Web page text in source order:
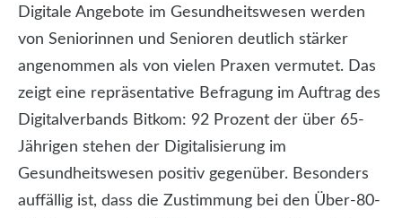
Digitale Angebote im Gesundheitswesen werden
von Seniorinnen und Senioren deutlich stärker
angenommen als von vielen Praxen vermutet. Das
zeigt eine repräsentative Befragung im Auftrag des
Digitalverbands Bitkom: 92 Prozent der über 65-
Jährigen stehen der Digitalisierung im
Gesundheitswesen positiv gegenüber. Besonders
auffällig ist, dass die Zustimmung bei den Über-80-